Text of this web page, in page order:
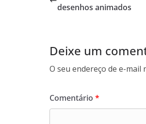
desenhos animados
Deixe um
O seu endereço de e-mail
Comentário *